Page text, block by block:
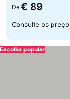
De € 89
Consulte os
Escolha popular